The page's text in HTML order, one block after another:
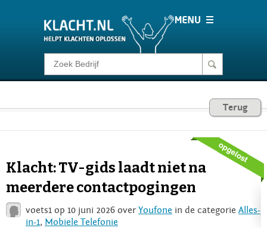
Klacht melden
Consumentenrecht
Voor Bedrijven
Login
Terug
Klacht: TV-gids laadt niet na
meerdere contactpogingen
voets1 op 10 juni 2026 overYoufone in de categorie Alles-
in-1, Mobiele Telefonie